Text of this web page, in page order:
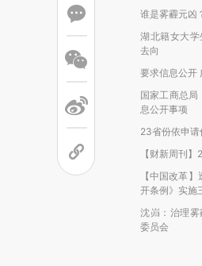
谁是雾霾元凶
湖北籍女大
去向
要求信息公开
国家工商总局
息公开事项
23省份依申
【财新周刊
【中国改革
开条例》实施
沈岿：治理
委员会